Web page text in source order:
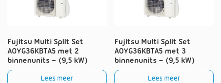
Fujitsu Multi Split Set
AOYG36KBTA5 met 2
binnenunits – (9,5 kW)
Lees meer
Fujitsu Multi Split Set
AOYG36KBTA5 met 3
binnenunits – (9,5 kW)
Lees meer